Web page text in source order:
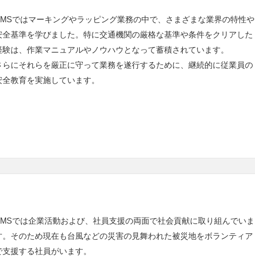
ではマーキングやラッピング業務の中で、さまざまな業界の特性や
全基準を学びました。特に交通機関の厳格な基準や条件をクリアした
験は、作業マニュアルやノウハウとなって蓄積されています。
らにそれらを厳正に守って業務を遂行するために、継続的に従業員の
全教育を実施しています。
では企業活動および、社員支援の両面で社会貢献に取り組んでいま
。そのため現在も台風などの災害の見舞われた被災地をボランティア
支援する社員がいます。